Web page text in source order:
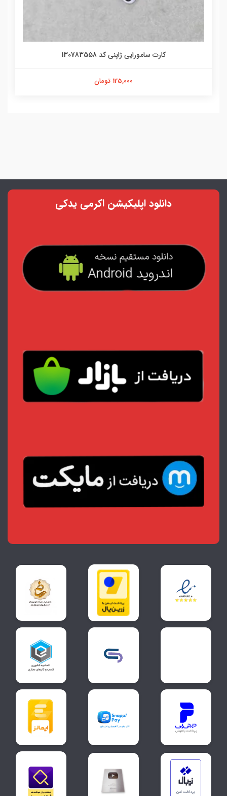
کارت سامورایی ژاپنی کد 130783558
125,000 تومان
دانلود اپلیکیشن اکرمی یدکی